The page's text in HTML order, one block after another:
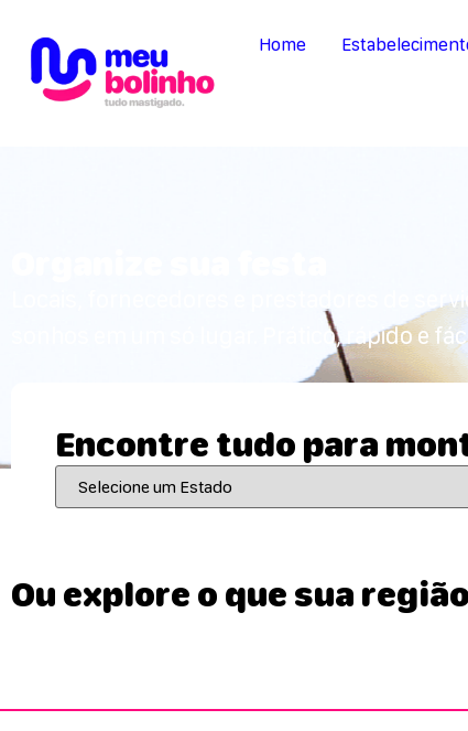
Home
Locais, fornecedores e prestadores de
sonhos em um só lugar. Prático, rápido e
Encontre tudo para
Ou explore o que sua